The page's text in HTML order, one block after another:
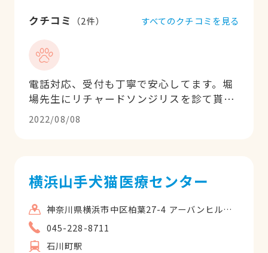
クチコミ （2件）
電話対応、受付も丁寧で安心してます。堀
場先生にリチャードソンジリスを診て貰っ
てます。いつもありがとうございます。
2022/08/08
すべてのクチコミを見る
横浜山手犬猫医療センター
神奈川県横浜市中区柏葉27-4 アーバンヒルズ1F
045-228-8711
石川町駅